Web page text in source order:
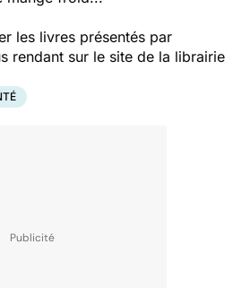
les livres présentés par
rendant sur le site de la librairie